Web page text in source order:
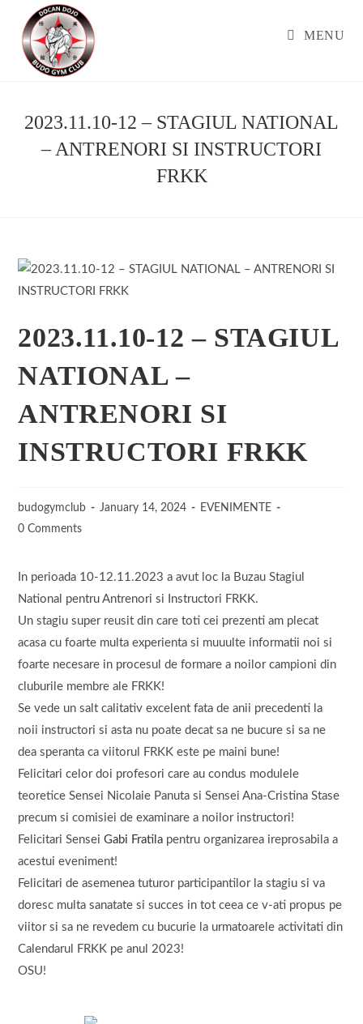
content
MENU
2023.11.10-12 – STAGIUL NATIONAL
– ANTRENORI SI INSTRUCTORI
FRKK
2023.11.10-12 – STAGIUL
NATIONAL –
ANTRENORI SI
INSTRUCTORI FRKK
budogymclub January 14, 2024
EVENIMENTE
0 Comments
In perioada 10-12.11.2023 a avut loc la Buzau Stagiul
National pentru Antrenori si Instructori FRKK.
Un stagiu super reusit din care toti cei prezenti am plecat
acasa cu foarte multa experienta si muuulte informatii noi si
foarte necesare in procesul de formare a noilor campioni din
cluburile membre ale FRKK!
Se vede un salt calitativ excelent fata de anii precedenti la
noii instructori si asta nu poate decat sa ne bucure si sa ne
dea speranta ca viitorul FRKK este pe maini bune!
Felicitari celor doi profesori care au condus modulele
teoretice Sensei Nicolaie Panuta si Sensei Ana-Cristina Stase
precum si comisiei de examinare a noilor instructori!
Felicitari SenseiGabi Fratila pentru organizarea ireprosabila a
acestui eveniment!
Felicitari de asemenea tuturor participantilor la stagiu si va
doresc multa sanatate si succes in tot ceea ce v-ati propus pe
viitor si sa ne revedem cu bucurie la urmatoarele activitati din
Calendarul FRKK pe anul 2023!
OSU!